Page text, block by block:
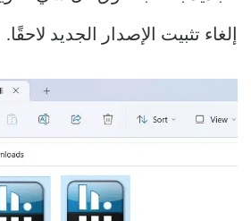
إلغاء تثبيت الإصدار الجديد لاحقًا.